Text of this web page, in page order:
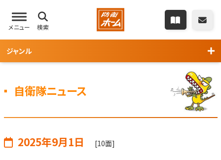
メニュー 検索
ジャンル
自衛隊ニュース
2025年9月1日 [10面]